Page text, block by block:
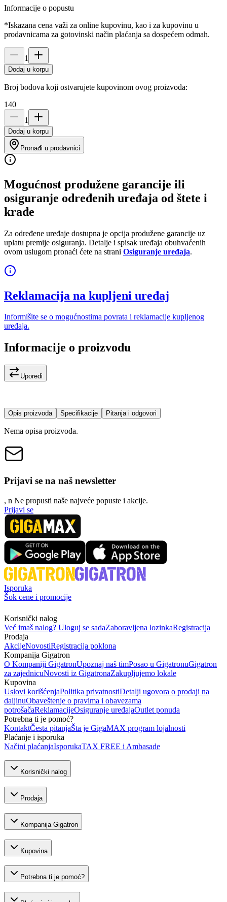
Informacije o popustu
*Iskazana cena važi za online kupovinu, kao i za kupovinu u
prodavnicama za gotovinski način plaćanja sa dospećem odmah.
1
Dodaj u korpu
Broj bodova koji ostvarujete kupovinom ovog proizvoda:
140
1
Dodaj u korpu
Pronađi u prodavnici
Mogućnost produžene garancije ili
osiguranje određenih uređaja od štete i
krađe
Za određene uređaje dostupna je opcija produžene garancije uz
uplatu premije osiguranja. Detalje i spisak uređaja obuhvaćenih
ovom uslugom pronaći ćete na strani Osiguranje uređaja.
Reklamacija na kupljeni uređaj
Informišite se o mogućnostima povrata i reklamacije kupljenog
uređaja.
Informacije o proizvodu
Uporedi
Opis proizvoda Specifikacije Pitanja i odgovori
Nema opisa proizvoda.
Prijavi se na naš newsletter
, n Ne propusti naše najveće popuste i akcije.
Prijavi se
Isporuka
Šok cene i promocije
Korisnički nalog
Već imaš nalog? Uloguj se sadaZaboravljena lozinkaRegistracija
Prodaja
AkcijeNovostiRegistracija poklona
Kompanija Gigatron
O Kompaniji GigatronUpoznaj naš timPosao u GigatronuGigatron
za zajednicuNovosti iz GigatronaZakupljujemo lokale
Kupovina
Uslovi korišćenjaPolitika privatnostiDetalji ugovora o prodaji na
daljinuObaveštenje o pravima i obavezama
potrošačaReklamacijeOsiguranje uređajaOutlet ponuda
Potrebna ti je pomoć?
KontaktČesta pitanjaŠta je GigaMAX program lojalnosti
Plaćanje i isporuka
Načini plaćanjaIsporukaTAX FREE i Ambasade
Korisnički nalog
Prodaja
Kompanija Gigatron
Kupovina
Potrebna ti je pomoć?